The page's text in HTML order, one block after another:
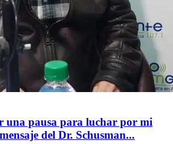
una pausa para luchar por mi
del Dr. Schusman...